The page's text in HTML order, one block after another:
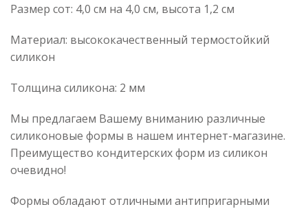
Размер сот: 4,0 см на 4,0 см, высота 1,2 см
Материал: высококачественный термостойкий
силикон
Толщина силикона: 2 мм
Мы предлагаем Вашему вниманию различные
силиконовые формы в нашем интернет-магазине.
Преимущество кондитерских форм из силикон
очевидно!
Формы обладают отличными антипригарными